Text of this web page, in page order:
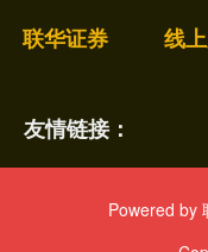
联华证券 线
友情链接：
Powered by